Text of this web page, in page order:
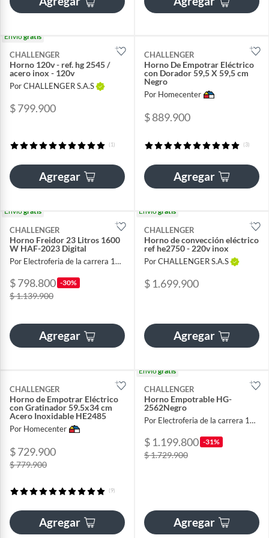
Envíogratis
CHALLENGER
Horno 120v - ref. hg 2545 /
acero inox - 120v
Por CHALLENGER S.A.S
$ 799.900
(1)
Agregar
CHALLENGER
Horno De Empotrar Eléctrico
con Dorador 59,5 X 59,5 cm
Negro
Por Homecenter
$ 889.900
(3)
Agregar
Envíogratis
CHALLENGER
Horno Freidor 23 Litros 1600
W HAF-2023 Digital
Por Electroferia de la carrera 13 sas
$ 798.800 -30%
$ 1.139.900
Agregar
Envíogratis
CHALLENGER
Horno de convección eléctrico
ref he2750 - 220v inox
Por CHALLENGER S.A.S
$ 1.699.900
Agregar
CHALLENGER
Horno de Empotrar Eléctrico
con Gratinador 59.5x34 cm
Acero Inoxidable HE2485
Por Homecenter
$ 729.900
$ 779.900
(9)
Agregar
Envíogratis
CHALLENGER
Horno Empotrable HG-
2562Negro
Por Electroferia de la carrera 13 sas
$ 1.199.800 -31%
$ 1.729.900
Agregar